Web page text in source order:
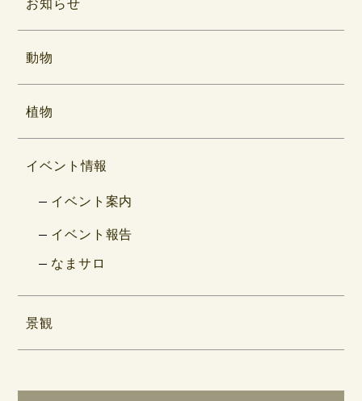
動物
植物
イベント情報
イベント案内
イベント報告
なまサロ
景観